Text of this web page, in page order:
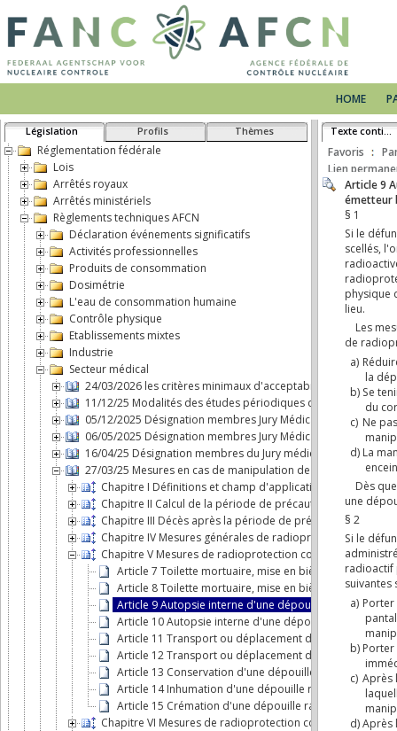
HOME
Législation Profils Thèmes
Réglementation fédérale
Lois
Arrêtés royaux
Arrêtés ministériels
Règlements techniques AFCN
Déclaration événements significatifs
Activités professionnelles
Produits de consommation
Dosimétrie
L'eau de consommation humaine
Contrôle physique
Etablissements mixtes
Industrie
Secteur médical
24/03/2026 les critères minimaux d'acceptabilité pour les
11/12/25 Modalités des études périodiques de dose au
05/12/2025 Désignation membres Jury Médical
06/05/2025 Désignation membres Jury Médical
16/04/25 Désignation membres du Jury médical
27/03/25 Mesures en cas de manipulation de dépouilles
Chapitre I Définitions et champ d'application
Chapitre II Calcul de la période de précaution
Chapitre III Décès après la période de précaution
Chapitre IV Mesures générales de radioprotection en
Chapitre V Mesures de radioprotection
Article 7 Toilette mortuaire, mise en bière et autopsie
Article 8 Toilette mortuaire, mise en bière et autopsie
Article 9 Autopsie interne d'une dépouille radioactive
Article 10 Autopsie interne d'une dépouille radioactive
Article 11 Transport ou déplacement d'une dépouille
Article 12 Transport ou déplacement d'une dépouille
Article 13 Conservation d'une dépouille radioactive
Article 14 Inhumation d'une dépouille radioactive
Article 15 Crémation d'une dépouille radioactive
Chapitre VI Mesures de radioprotection
Texte continu
Favoris
Lien